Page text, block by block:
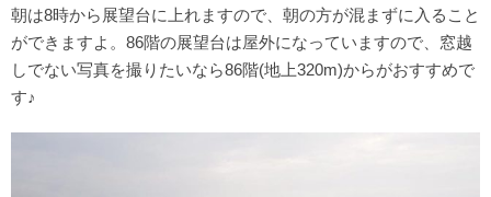
朝は8時から展望台に上れますので、朝の方が混まずに入ること
ができますよ。86階の展望台は屋外になっていますので、窓越
しでない写真を撮りたいなら86階(地上320m)からがおすすめで
す♪